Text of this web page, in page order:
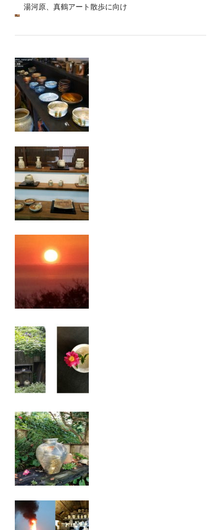
湯河原、真鶴アート散歩に向け